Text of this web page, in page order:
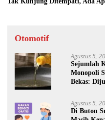
Otomotif
Agustus 5,
Sejumlah
Monopoli
Bekas:
Agustus 5,
Di Buton